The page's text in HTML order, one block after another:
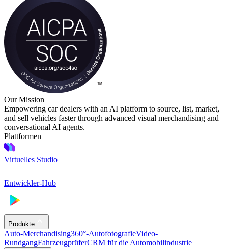
Our Mission
Empowering car dealers with an AI platform to source, list, market,
and sell vehicles faster through advanced visual merchandising and
conversational AI agents.
Plattformen
Virtuelles Studio
Entwickler-Hub
Produkte
Auto-Merchandising360°-AutofotografieVideo-
RundgangFahrzeugprüferCRM für die Automobilindustrie